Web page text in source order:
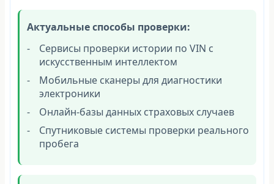
Актуальные способы проверки:
Сервисы проверки истории по VIN с
искусственным интеллектом
Мобильные сканеры для диагностики
электроники
Онлайн-базы данных страховых случаев
Спутниковые системы проверки реального
пробега